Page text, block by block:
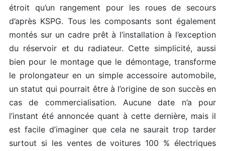
étroit qu’un rangement pour les roues de secours
d’après KSPG. Tous les composants sont également
montés sur un cadre prêt à l’installation à l’exception
du réservoir et du radiateur. Cette simplicité, aussi
bien pour le montage que le démontage, transforme
le prolongateur en un simple accessoire automobile,
un statut qui pourrait être à l’origine de son succès en
cas de commercialisation. Aucune date n’a pour
l’instant été annoncée quant à cette dernière, mais il
est facile d’imaginer que cela ne saurait trop tarder
surtout si les ventes de voitures 100 % électriques